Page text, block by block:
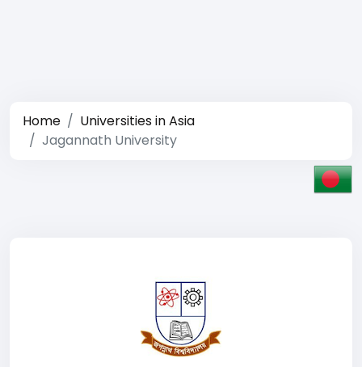
Home
Universities in Asia
Jagannath University